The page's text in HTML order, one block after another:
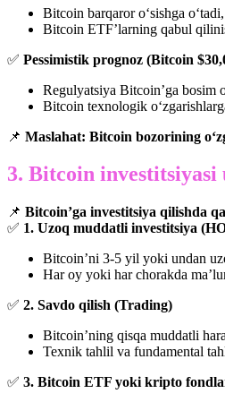
Bitcoin barqaror o‘sishga
Bitcoin ETF’larning qabul
✅ Pessimistik prognoz (Bitcoin
Regulyatsiya Bitcoin’ga bosim
Bitcoin texnologik
📌 Maslahat: Bitcoin bozorining
3. Bitcoin investitsiyasi
📌 Bitcoin’ga investitsiya qilishda
✅ 1. Uzoq muddatli investitsiya
Bitcoin’ni 3-5 yil yoki undan
Har oy yoki har chorakda
✅ 2. Savdo qilish (Trading)
Bitcoin’ning qisqa muddatli
Texnik tahlil va fundamental
✅ 3. Bitcoin ETF yoki kripto